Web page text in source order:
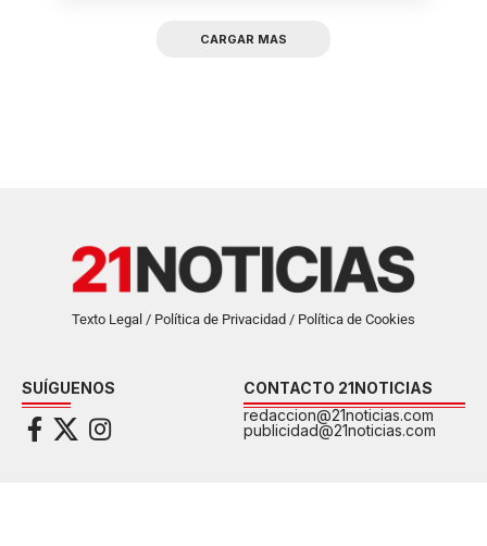
CARGAR MAS
Texto Legal / Política de Privacidad / Política de Cookies
SUÍGUENOS
CONTACTO 21NOTICIAS
redaccion@21noticias.com
publicidad@21noticias.com